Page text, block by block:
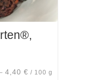
4,40 € / 100 g